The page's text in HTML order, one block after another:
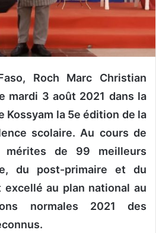
Roch Marc Christian
mardi 3 août 2021 dans la
Kossyam la 5e édition de la
scolaire. Au cours de
de 99 meilleurs
du post-primaire et du
excellé au plan national au
normales 2021 des